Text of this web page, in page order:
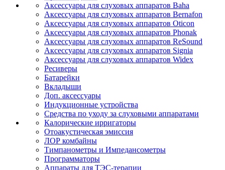
Аксессуары для слуховых аппаратов Baha
Аксессуары для слуховых аппаратов Bernafon
Аксессуары для слуховых аппаратов Oticon
Аксессуары для слуховых аппаратов Phonak
Аксессуары для слуховых аппаратов ReSound
Аксессуары для слуховых аппаратов Signia
Аксессуары для слуховых аппаратов Widex
Ресиверы
Батарейки
Вкладыши
Доп. аксессуары
Индукционные устройства
Средства по уходу за слуховыми аппаратами
Калорические ирригаторы
Отоакустическая эмиссия
ЛОР комбайны
Тимпанометры и Импедансометры
Программаторы
Аппараты для ТЭС-терапии